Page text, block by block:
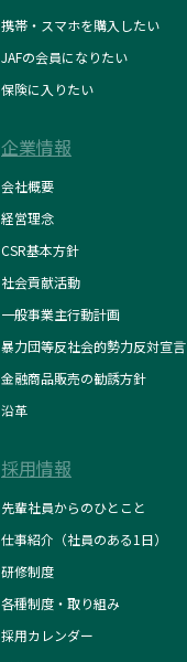
携帯・スマホを購入したい
JAFの会員になりたい
保険に入りたい
企業情報
会社概要
経営理念
CSR基本方針
社会貢献活動
一般事業主行動計画
暴力団等反社会的勢力反対宣言
金融商品販売の勧誘方針
沿革
採用情報
先輩社員からのひとこと
仕事紹介（社員のある1日）
研修制度
各種制度・取り組み
採用カレンダー